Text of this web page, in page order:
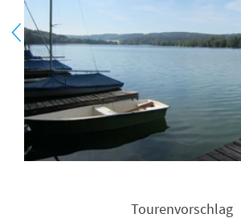
Tourenvorschlag